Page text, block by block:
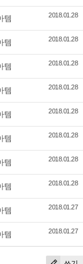
템 2018.01.28
템 2018.01.28
템 2018.01.28
템 2018.01.28
템 2018.01.28
템 2018.01.28
템 2018.01.28
템 2018.01.28
템 2018.01.27
템 2018.01.27